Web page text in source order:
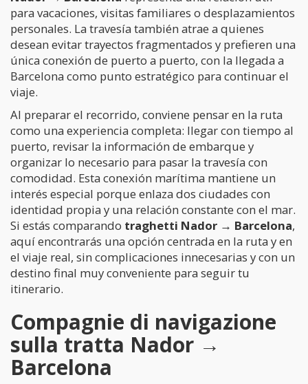
para vacaciones, visitas familiares o desplazamientos
personales. La travesía también atrae a quienes
desean evitar trayectos fragmentados y prefieren una
única conexión de puerto a puerto, con la llegada a
Barcelona como punto estratégico para continuar el
viaje.
Al preparar el recorrido, conviene pensar en la ruta
como una experiencia completa: llegar con tiempo al
puerto, revisar la información de embarque y
organizar lo necesario para pasar la travesía con
comodidad. Esta conexión marítima mantiene un
interés especial porque enlaza dos ciudades con
identidad propia y una relación constante con el mar.
Si estás comparando traghetti Nador → Barcelona,
aquí encontrarás una opción centrada en la ruta y en
el viaje real, sin complicaciones innecesarias y con un
destino final muy conveniente para seguir tu
itinerario.
Compagnie di navigazione
sulla tratta Nador →
Barcelona